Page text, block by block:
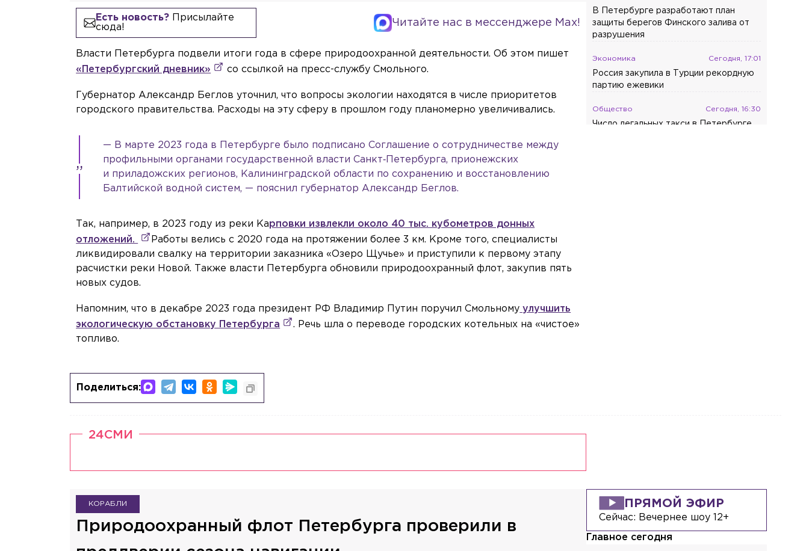
Есть новость?Присылайте
сюда!
Читайте нас в мессенджере Max!
Власти Петербурга подвели итоги года в сфере природоохранной деятельности. Об этом пишет
«Петербургский дневник»
со ссылкой на пресс-службу Смольного.
Губернатор Александр Беглов уточнил, что вопросы экологии находятся в числе приоритетов
городского правительства. Расходы на эту сферу в прошлом году планомерно увеличивались.
— В марте 2023 года в Петербурге было подписано Соглашение о сотрудничестве между
профильными органами государственной власти Санкт‑Петербурга, прионежских
и приладожских регионов, Калининградской области по сохранению и восстановлению
Балтийской водной систем, — пояснил губернатор Александр Беглов.
Так, например, в 2023 году из реки Карповки извлекли около 40 тыс. кубометров донных
отложений.
Работы велись с 2020 года на протяжении более 3 км. Кроме того, специалисты
ликвидировали свалку на территории заказника «Озеро Щучье» и приступили к первому этапу
расчистки реки Новой. Также власти Петербурга обновили природоохранный флот, закупив пять
новых судов.
Напомним, что в декабре 2023 года президент РФ Владимир Путин поручил Смольному улучшить
экологическую обстановку Петербурга
. Речь шла о переводе городских котельных на «чистое»
топливо.
Поделиться:
В Петербурге разработают план
защиты берегов Финского залива от
разрушения
Экономика Сегодня, 17:01
Россия закупила в Турции рекордную
партию ежевики
Общество Сегодня, 16:30
Число легальных такси в Петербурге
24СМИ
КОРАБЛИ
Природоохранный флот Петербурга проверили в
ПРЯМОЙ ЭФИР
Сейчас: Вечернее шоу 12+
Главное сегодня